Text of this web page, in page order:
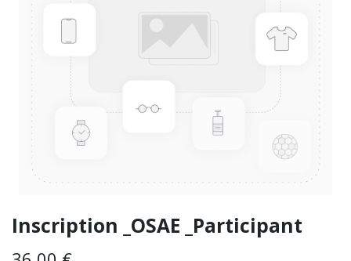
Inscription _OSAE _Participant